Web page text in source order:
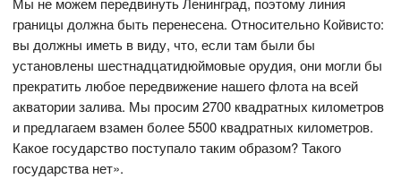
границы должна быть перенесена. Относительно Койвисто:
вы должны иметь в виду, что, если там были бы
установлены шестнадцатидюймовые орудия, они могли бы
прекратить любое передвижение нашего флота на всей
акватории залива. Мы просим 2700 квадратных километров
и предлагаем взамен более 5500 квадратных километров.
Какое государство поступало таким образом? Такого
государства нет».